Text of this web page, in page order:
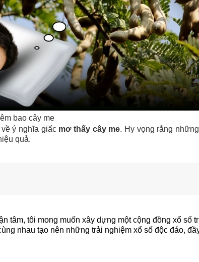
bao cây me
ý nghĩa giấcmơ thấy cây me. Hy vọng rằng
quả.
tâm, tôi mong muốn xây dựng một cộng đồng xổ
nhau tạo nên những trải nghiệm xổ số độc đáo,